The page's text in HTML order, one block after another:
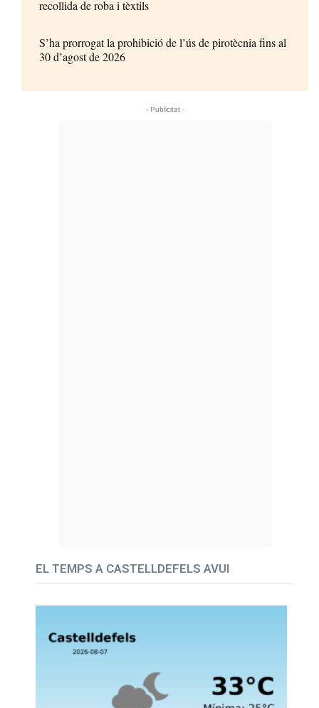
recollida de roba i tèxtils
S’ha prorrogat la prohibició de l’ús de pirotècnia fins al
30 d’agost de 2026
- Publicitat -
EL TEMPS A CASTELLDEFELS AVUI